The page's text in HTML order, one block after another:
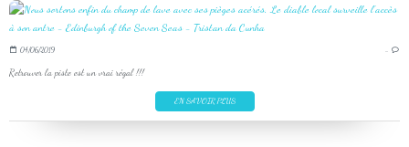
04/06/2019 …
Retrouver la piste est un vrai régal !!!
EN SAVOIR PLUS